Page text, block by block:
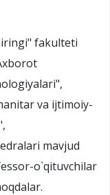
fakulteti
va ijtimoiy-
mavjud
o`qituvchilar